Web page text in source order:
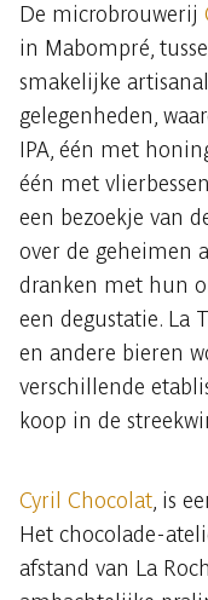
De microbrouwerij
in Mabompré,
smakelijke
gelegenheden,
IPA, één met
één met
een bezoekje van
over de geheimen
dranken met hun
een degustatie. La
en andere bieren
verschillende
koop in de
Cyril Chocolat , is
Het chocolade-
afstand van La